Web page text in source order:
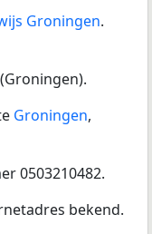
Groningen.
Groningen,
0503210482.
bekend.